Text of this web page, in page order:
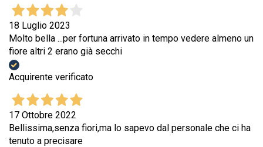
18 Luglio 2023
Molto bella ...per fortuna arrivato in tempo vedere almeno un
fiore altri 2 erano già secchi
Acquirente verificato
17 Ottobre 2022
Bellissima,senza fiori,ma lo sapevo dal personale che ci ha
tenuto a precisare